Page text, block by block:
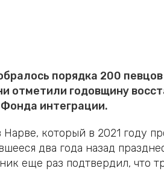
порядка 200
отметили годовщину
интеграции.
который в 2021 году
два года назад
еще раз подтвердил, что